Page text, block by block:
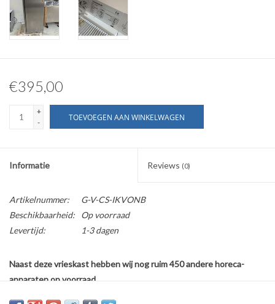
€395,00
+
-
TOEVOEGEN AAN WINKELWAGEN
Informatie Reviews (0)
Artikelnummer:
G-V-CS-IKVONB
Beschikbaarheid:
Op voorraad
Levertijd:
1-3 dagen
Naast deze vrieskast hebben wij nog ruim 450 andere horeca-
apparaten op voorraad.
Bekijk ook ons complete assortiment op